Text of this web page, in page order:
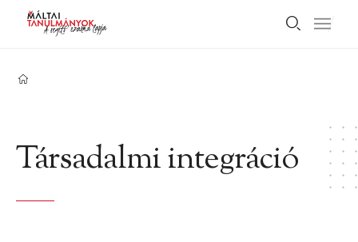
Társadalmi integráció